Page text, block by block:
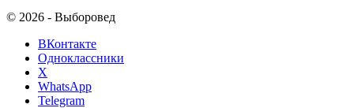
© 2026 - Выборовед
ВКонтакте
Одноклассники
X
WhatsApp
Telegram